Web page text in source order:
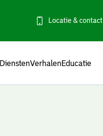
Locatie & contact
DienstenVerhalenEducatie